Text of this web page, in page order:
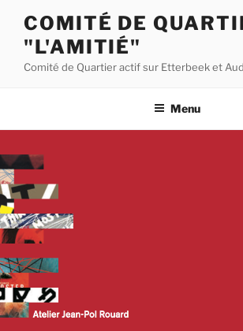
contenu
principal
COMITÉ DE
"L'AMITIÉ"
Comité de Quartier actif sur Etterbeek et
Menu